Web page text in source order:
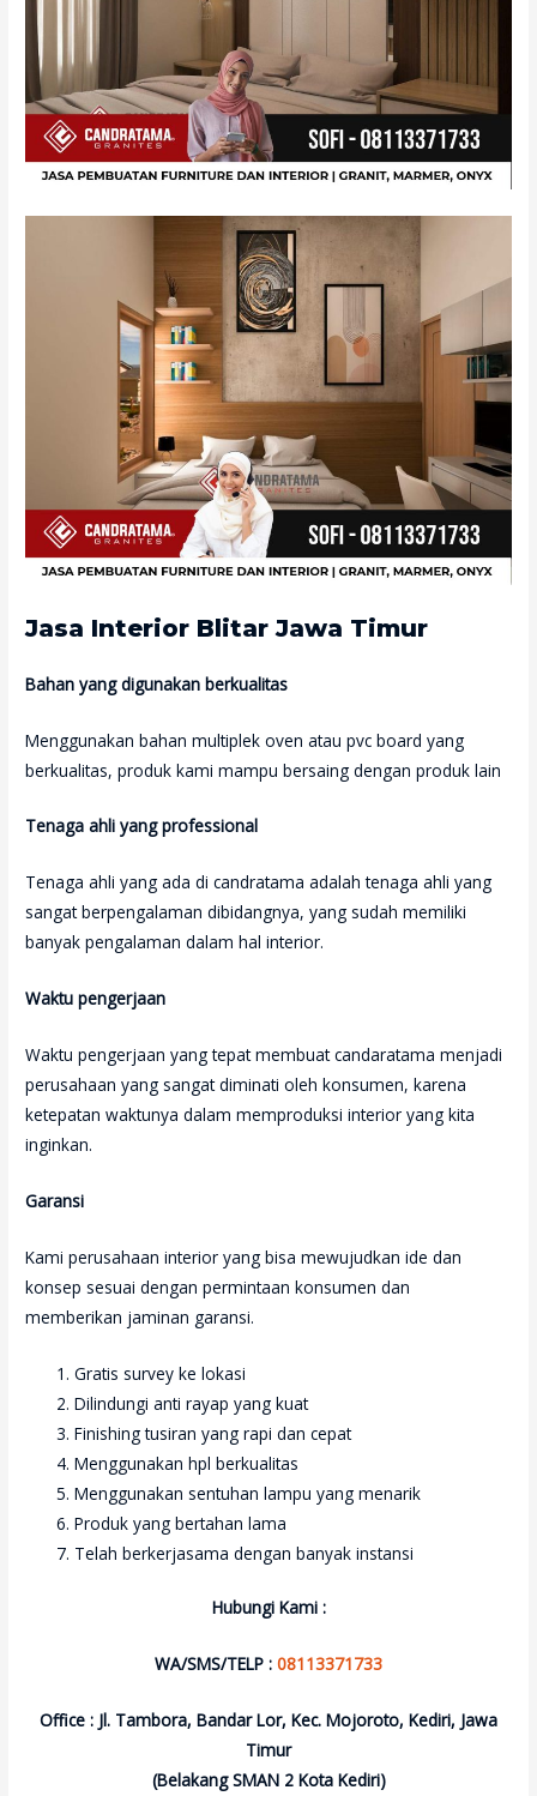
Jasa Interior Blitar Jawa Timur
Bahan yang digunakan berkualitas
Menggunakan bahan multiplek oven atau pvc board yang
berkualitas, produk kami mampu bersaing dengan produk lain
Tenaga ahli yang professional
Tenaga ahli yang ada di candratama adalah tenaga ahli yang
sangat berpengalaman dibidangnya, yang sudah memiliki
banyak pengalaman dalam hal interior.
Waktu pengerjaan
Waktu pengerjaan yang tepat membuat candaratama menjadi
perusahaan yang sangat diminati oleh konsumen, karena
ketepatan waktunya dalam memproduksi interior yang kita
inginkan.
Garansi
Kami perusahaan interior yang bisa mewujudkan ide dan
konsep sesuai dengan permintaan konsumen dan
memberikan jaminan garansi.
Gratis survey ke lokasi
Dilindungi anti rayap yang kuat
Finishing tusiran yang rapi dan cepat
Menggunakan hpl berkualitas
Menggunakan sentuhan lampu yang menarik
Produk yang bertahan lama
Telah berkerjasama dengan banyak instansi
Hubungi Kami :
WA/SMS/TELP : 08113371733
Office : Jl. Tambora, Bandar Lor, Kec. Mojoroto, Kediri, Jawa
Timur
(Belakang SMAN 2 Kota Kediri)